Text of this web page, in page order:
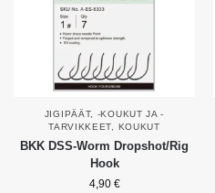
JIGIPÄÄT, -KOUKUT JA -
TARVIKKEET, KOUKUT
BKK DSS-Worm Dropshot/Rig
Hook
4,90 €